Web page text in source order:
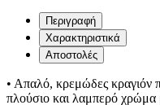
Περιγραφή
Χαρακτηριστικά
Αποστολές
• Απαλό, κρεμώδες κραγιόν
πλούσιο και λαμπερό χρώμα